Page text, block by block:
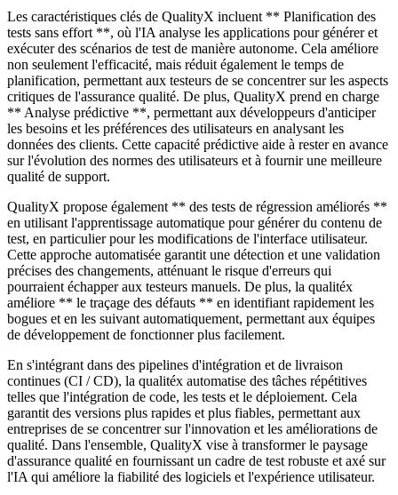
Les caractéristiques clés de QualityX incluent ** Planification des
tests sans effort **, où l'IA analyse les applications pour générer et
exécuter des scénarios de test de manière autonome. Cela améliore
non seulement l'efficacité, mais réduit également le temps de
planification, permettant aux testeurs de se concentrer sur les aspects
critiques de l'assurance qualité. De plus, QualityX prend en charge
** Analyse prédictive **, permettant aux développeurs d'anticiper
les besoins et les préférences des utilisateurs en analysant les
données des clients. Cette capacité prédictive aide à rester en avance
sur l'évolution des normes des utilisateurs et à fournir une meilleure
qualité de support.
QualityX propose également ** des tests de régression améliorés **
en utilisant l'apprentissage automatique pour générer du contenu de
test, en particulier pour les modifications de l'interface utilisateur.
Cette approche automatisée garantit une détection et une validation
précises des changements, atténuant le risque d'erreurs qui
pourraient échapper aux testeurs manuels. De plus, la qualitéx
améliore ** le traçage des défauts ** en identifiant rapidement les
bogues et en les suivant automatiquement, permettant aux équipes
de développement de fonctionner plus facilement.
En s'intégrant dans des pipelines d'intégration et de livraison
continues (CI / CD), la qualitéx automatise des tâches répétitives
telles que l'intégration de code, les tests et le déploiement. Cela
garantit des versions plus rapides et plus fiables, permettant aux
entreprises de se concentrer sur l'innovation et les améliorations de
qualité. Dans l'ensemble, QualityX vise à transformer le paysage
d'assurance qualité en fournissant un cadre de test robuste et axé sur
l'IA qui améliore la fiabilité des logiciels et l'expérience utilisateur.